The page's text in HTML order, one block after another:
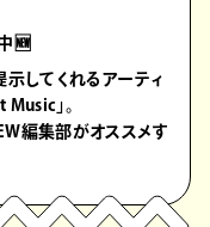
🆕
してくれるアーティ
」。
編集部がオススメす